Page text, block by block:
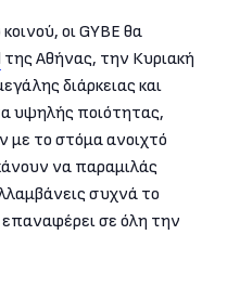
οι GYBE θα
της Αθήνας, την Κυριακή
διάρκειας και
υψηλής ποιότητας,
με το στόμα ανοιχτό
να παραμιλάς
συχνά το
σε όλη την